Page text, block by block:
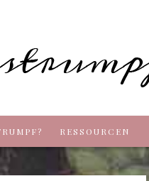
RESSOURCEN